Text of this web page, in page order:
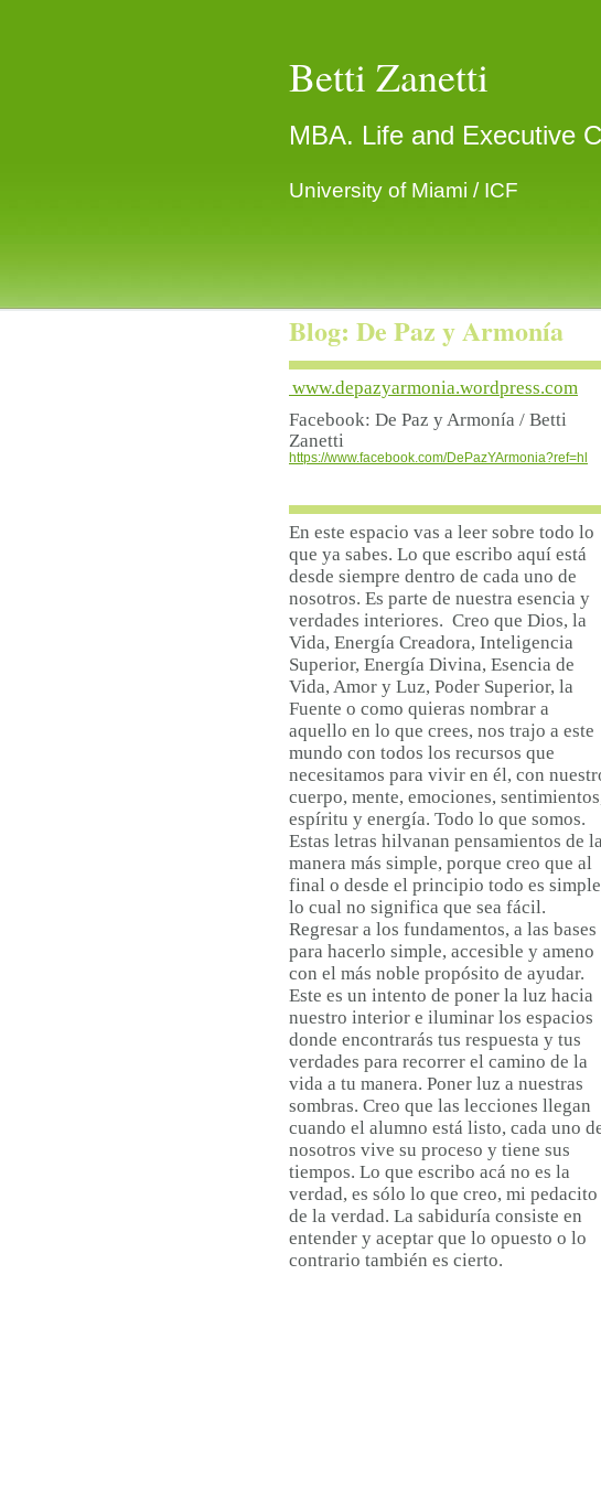
Betti Zanetti
MBA. Life and Executive
University of Miami / ICF
"Glow,
Blog: De Paz y Armonía
www.depazyarmonia.wordpress.com
Facebook: De Paz y Armonía / Betti
Zanetti
https://www.facebook.com/DePazYArmonia?ref=hl
En este espacio vas a leer sobre todo lo
que ya sabes. Lo que escribo aquí está
desde siempre dentro de cada uno de
nosotros. Es parte de nuestra esencia y
verdades interiores. Creo que Dios, la
Vida, Energía Creadora, Inteligencia
Superior, Energía Divina, Esencia de
Vida, Amor y Luz, Poder Superior, la
Fuente o como quieras nombrar a
aquello en lo que crees, nos trajo a este
mundo con todos los recursos que
necesitamos para vivir en él, con
cuerpo, mente, emociones,
espíritu y energía. Todo lo que somos.
Estas letras hilvanan pensamientos de la
manera más simple, porque creo que al
final o desde el principio todo es
lo cual no significa que sea fácil.
Regresar a los fundamentos, a las bases
para hacerlo simple, accesible y ameno
con el más noble propósito de ayudar.
Este es un intento de poner la luz hacia
nuestro interior e iluminar los espacios
donde encontrarás tus respuesta y tus
verdades para recorrer el camino de la
vida a tu manera. Poner luz a nuestras
sombras. Creo que las lecciones llegan
cuando el alumno está listo, cada uno
nosotros vive su proceso y tiene sus
tiempos. Lo que escribo acá no es la
verdad, es sólo lo que creo, mi pedacito
de la verdad. La sabiduría consiste en
entender y aceptar que lo opuesto o lo
contrario también es cierto.